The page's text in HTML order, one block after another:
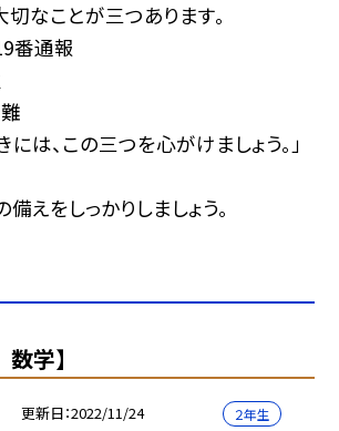
切なことが三つあります。
番通報
は、この三つを心がけましょう。」
えをしっかりしましょう。
学】
更新日 2022/11/24 ２年生